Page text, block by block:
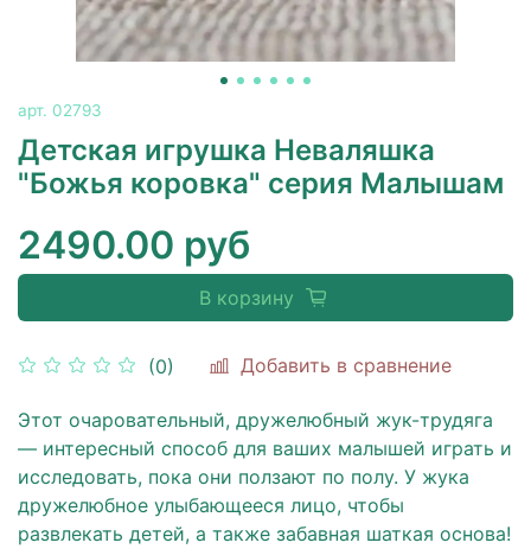
арт. 02793
Детская игрушка Неваляшка
"Божья коровка" серия Малышам
(0) Добавить в сравнение
2490.00 руб
В корзину
Этот очаровательный, дружелюбный жук-трудяга
— интересный способ для ваших малышей играть и
исследовать, пока они ползают по полу. У жука
дружелюбное улыбающееся лицо, чтобы
развлекать детей, а также забавная шаткая основа!